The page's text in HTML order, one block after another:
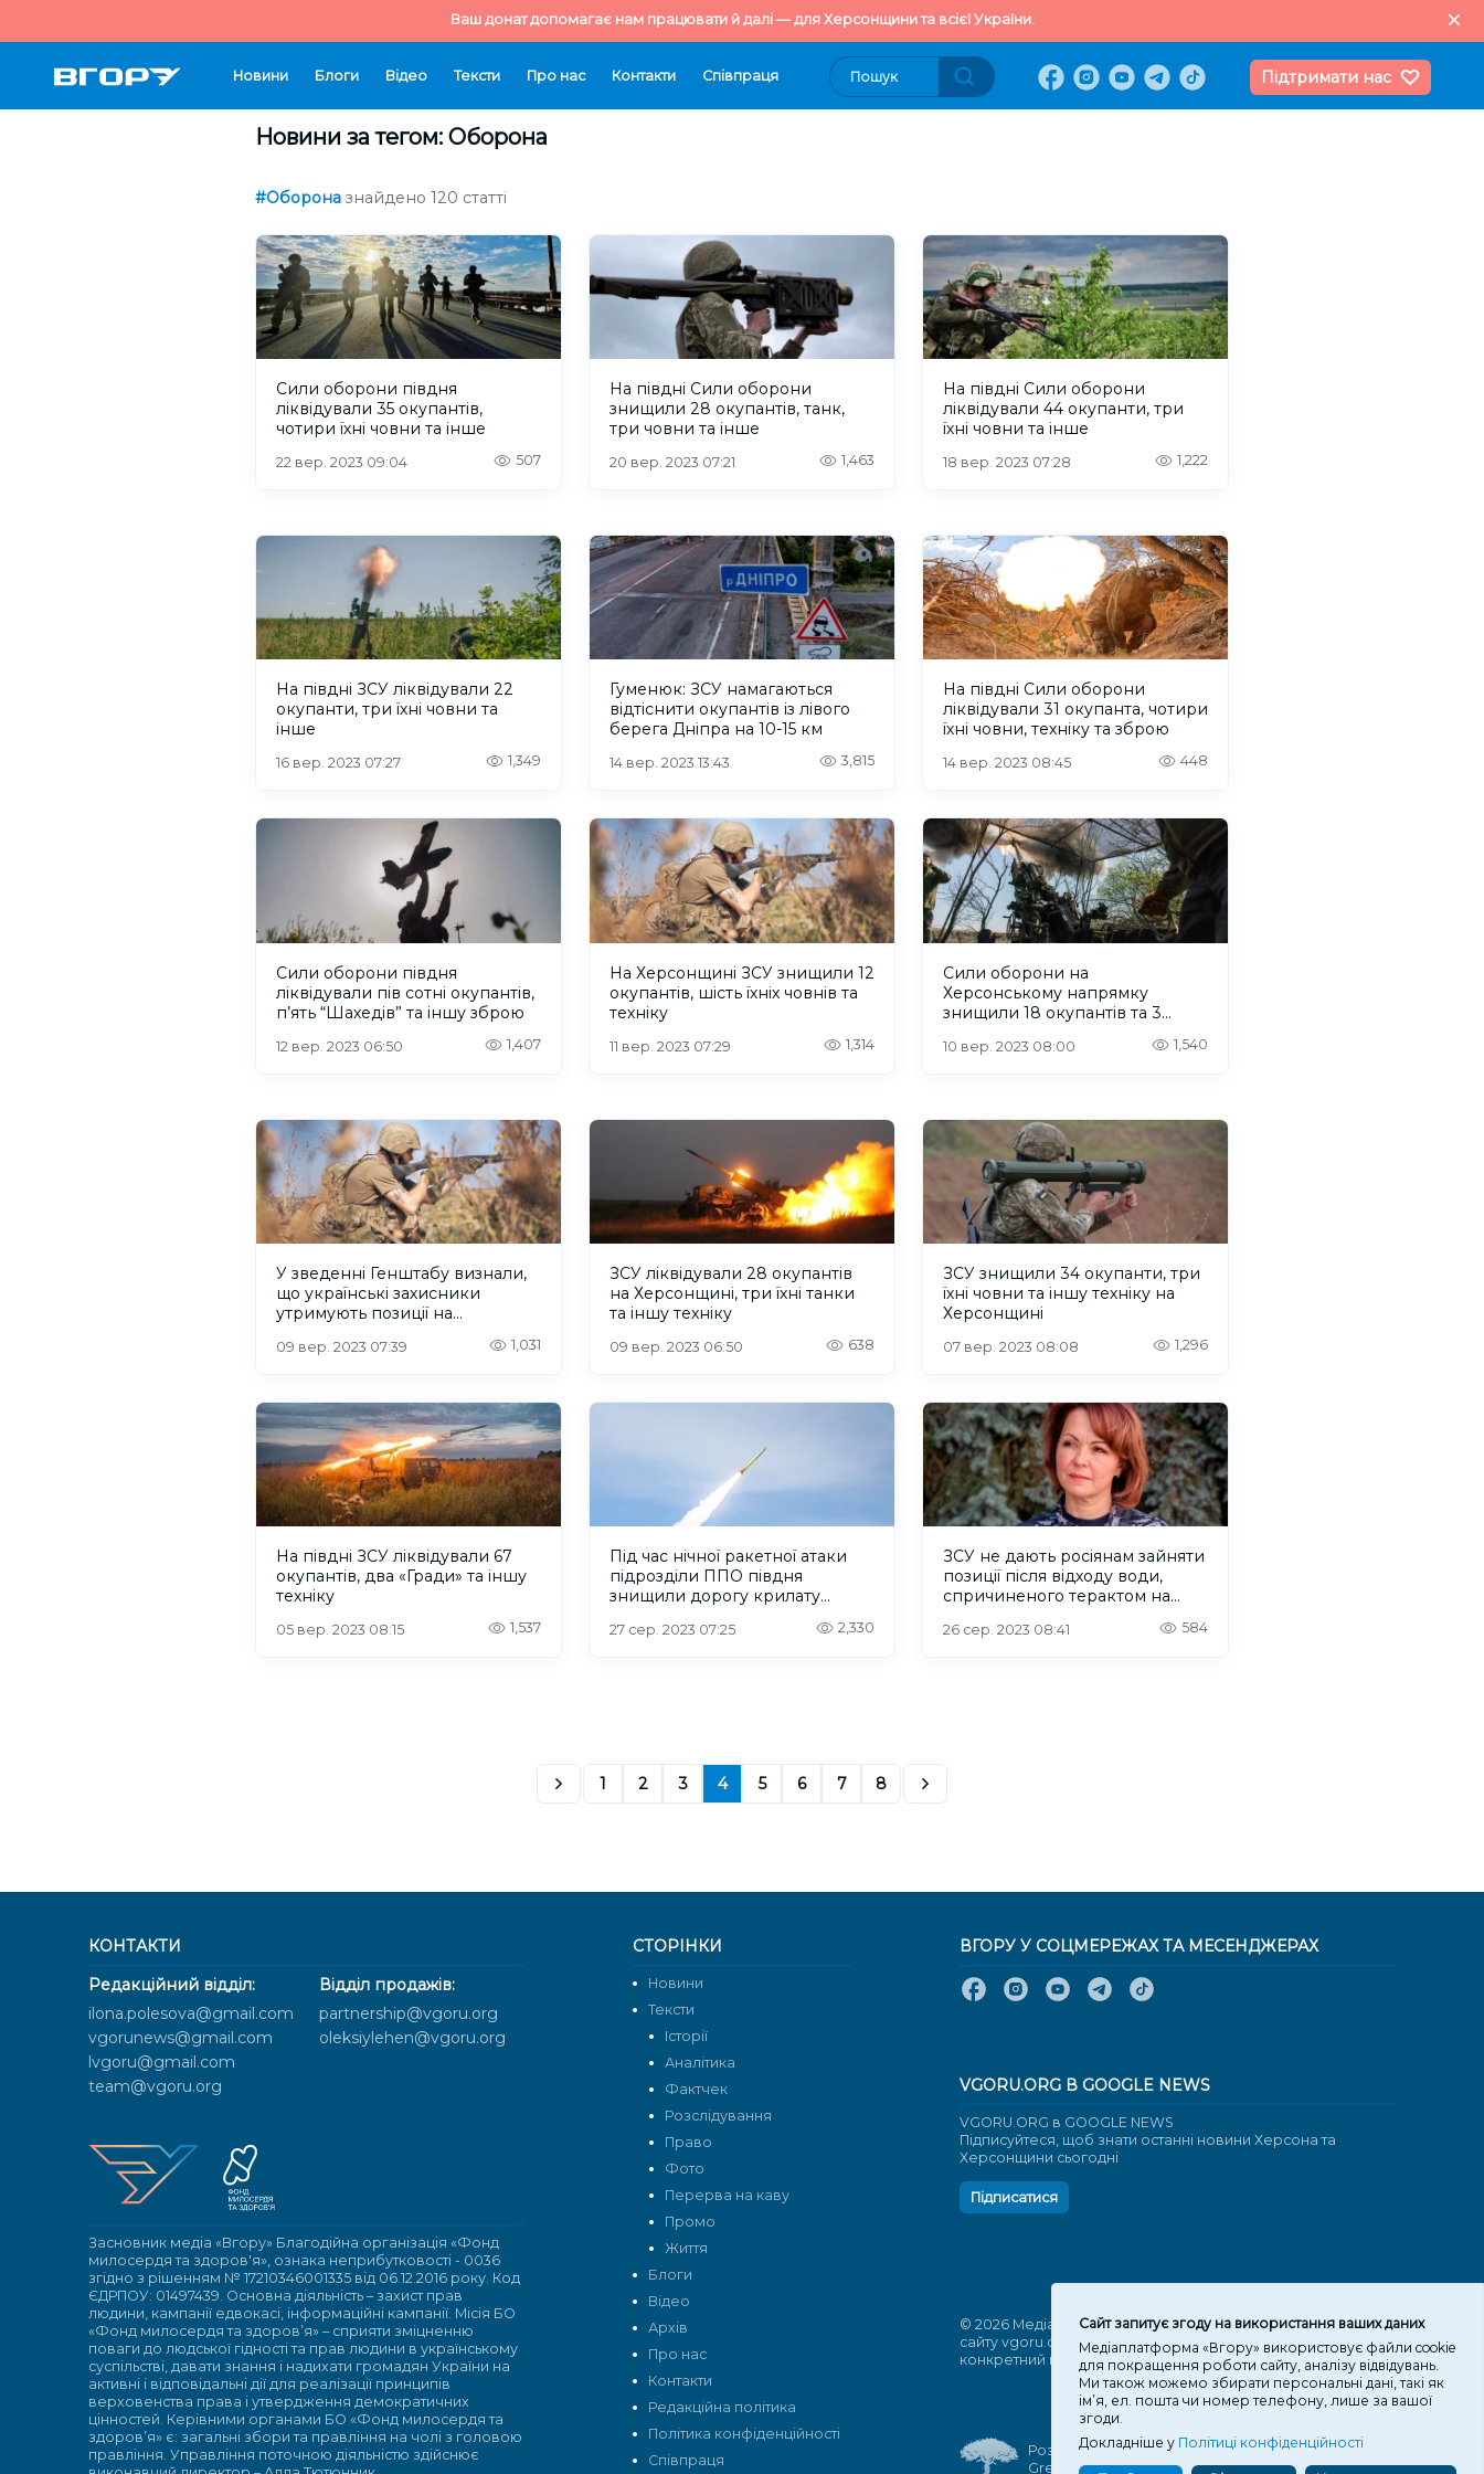
Ваш донат допомагає нам працювати й далі — для Херсонщини та всієї України.
Новини Блоги Відео Тексти Про нас Контакти Cпівпраця Підтримати нас
Новини за тегом: Оборона
#Оборона знайдено 120 статті
Сили оборони півдня
ліквідували 35 окупантів,
чотири їхні човни та інше
22 вер. 2023 09:04 507
На півдні Сили оборони
знищили 28 окупантів, танк,
три човни та інше
20 вер. 2023 07:21 1,463
На півдні Сили оборони
ліквідували 44 окупанти, три
їхні човни та інше
18 вер. 2023 07:28 1,222
На півдні ЗСУ ліквідували 22
окупанти, три їхні човни та
інше
16 вер. 2023 07:27 1,349
Гуменюк: ЗСУ намагаються
відтіснити окупантів із лівого
берега Дніпра на 10-15 км
14 вер. 2023 13:43 3,815
На півдні Сили оборони
ліквідували 31 окупанта, чотири
їхні човни, техніку та зброю
14 вер. 2023 08:45 448
Сили оборони півдня
ліквідували пів сотні окупантів,
п’ять “Шахедів” та іншу зброю
12 вер. 2023 06:50 1,407
На Херсонщині ЗСУ знищили 12
окупантів, шість їхніх човнів та
техніку
11 вер. 2023 07:29 1,314
Сили оборони на
Херсонському напрямку
знищили 18 окупантів та 3
10 вер. 2023 08:00 1,540
У зведенні Генштабу визнали,
що українські захисники
утримують позиції на
09 вер. 2023 07:39 1,031
ЗСУ ліквідували 28 окупантів
на Херсонщині, три їхні танки
та іншу техніку
09 вер. 2023 06:50 638
ЗСУ знищили 34 окупанти, три
їхні човни та іншу техніку на
Херсонщині
07 вер. 2023 08:08 1,296
На півдні ЗСУ ліквідували 67
окупантів, два «Гради» та іншу
техніку
05 вер. 2023 08:15 1,537
Під час нічної ракетної атаки
підрозділи ППО півдня
знищили дорогу крилату
27 сер. 2023 07:25 2,330
ЗСУ не дають росіянам зайняти
позиції після відходу води,
спричиненого терактом на
Гуменюк
26 сер. 2023 08:41 584
1 2 3 4 5 6 7 8
КОНТАКТИ
Редакційний відділ:
ilona.polesova@gmail.com
vgorunews@gmail.com
lvgoru@gmail.com
team@vgoru.org
Відділ продажів:
partnership@vgoru.org
oleksiylehen@vgoru.org
Засновник медіа «Вгору» Благодійна організація «Фонд
милосердя та здоров'я», ознака неприбутковості - 0036
згідно з рішенням № 17210346001335 від 06.12.2016 року. Код
ЄДРПОУ: 01497439. Основна діяльність – захист прав
людини, кампанії едвокасі, інформаційні кампанії. Місія БО
«Фонд милосердя та здоров’я» – сприяти зміцненню
поваги до людської гідності та прав людини в українському
суспільстві, давати знання і надихати громадян України на
активні і відповідальні дії для реалізації принципів
верховенства права і утвердження демократичних
цінностей. Керівними органами БО «Фонд милосердя та
здоров’я» є: загальні збори та правління на чолі з головою
правління. Управління поточною діяльністю здійснює
СТОРІНКИ
Новини
Тексти
Історії
Аналітика
Фактчек
Розслідування
Право
Фото
Перерва на каву
Промо
Життя
Блоги
Відео
Архів
Про нас
Контакти
Редакційна політика
Політика конфіденційності
Cпівпраця
ВГОРУ У СОЦМЕРЕЖАХ ТА МЕСЕНДЖЕРАХ
VGORU.ORG В GOOGLE NEWS
VGORU.ORG в GOOGLE NEWS
Підписуйтеся, щоб знати останні новини Херсона та
Херсонщини сьогодні
Підписатися
© 2026 Медіаплатформа "Вгору". Використання матеріалів
сайту vgoru.org лише за умови активного посилання на
конкретний матеріал не нижче другого абзацу.
Розробка та підтримка веб-сайту
Great People
Cайт запитує згоду на використання ваших даних
Медіаплатформа «Вгору» використовує файли cookie
для покращення роботи сайту, аналізу відвідувань.
Ми також можемо збирати персональні дані, такі як
ім’я, ел. пошта чи номер телефону, лише за вашої
згоди.
Докладніше у Політиці конфіденційності